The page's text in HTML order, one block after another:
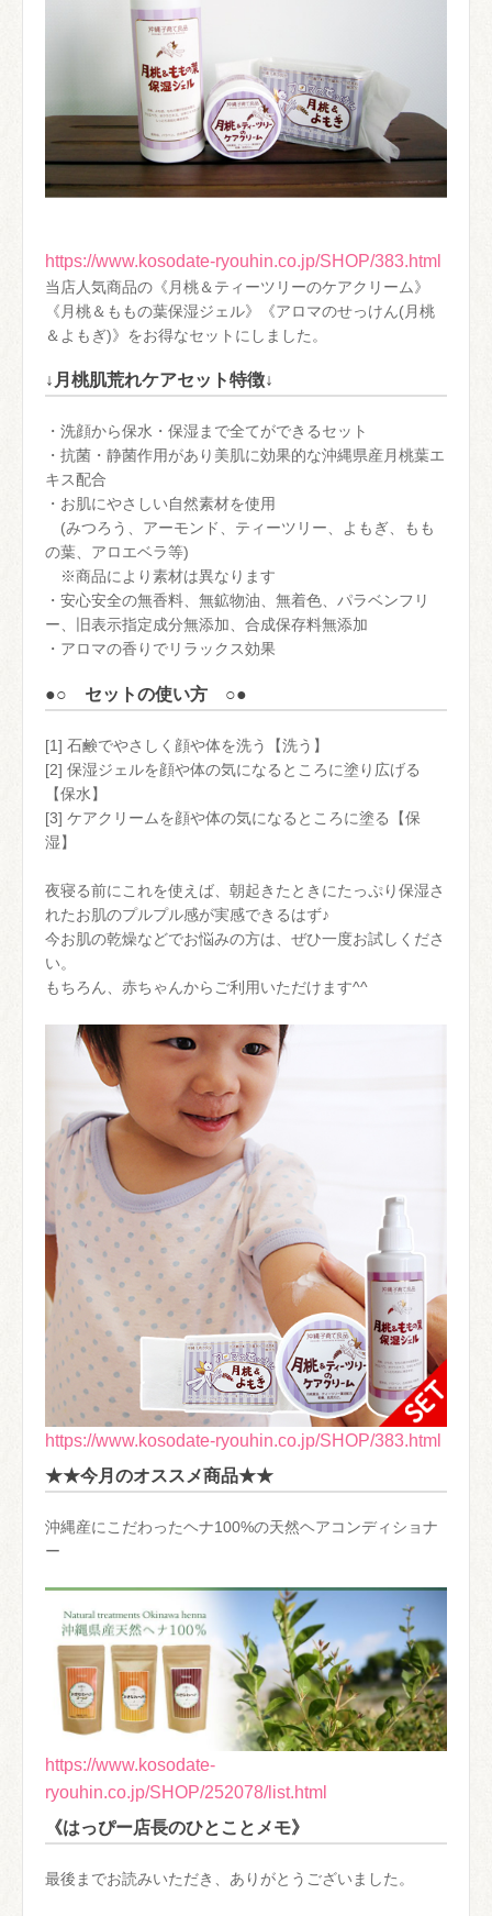
https://www.kosodate-ryouhin.co.jp/SHOP/383.html
当店人気商品の《月桃＆ティーツリーのケアクリーム》
《月桃＆ももの葉保湿ジェル》《アロマのせっけん(月桃
＆よもぎ)》をお得なセットにしました。
↓月桃肌荒れケアセット特徴↓
・洗顔から保水・保湿まで全てができるセット
・抗菌・静菌作用があり美肌に効果的な沖縄県産月桃葉エ
キス配合
・お肌にやさしい自然素材を使用
(みつろう、アーモンド、ティーツリー、よもぎ、もも
の葉、アロエベラ等)
※商品により素材は異なります
・安心安全の無香料、無鉱物油、無着色、パラベンフリ
ー、旧表示指定成分無添加、合成保存料無添加
・アロマの香りでリラックス効果
●○ セットの使い方 ○●
[1] 石鹸でやさしく顔や体を洗う【洗う】
[2] 保湿ジェルを顔や体の気になるところに塗り広げる
【保水】
[3] ケアクリームを顔や体の気になるところに塗る【保
湿】
夜寝る前にこれを使えば、朝起きたときにたっぷり保湿さ
れたお肌のプルプル感が実感できるはず♪
今お肌の乾燥などでお悩みの方は、ぜひ一度お試しくださ
い。
もちろん、赤ちゃんからご利用いただけます^^
https://www.kosodate-ryouhin.co.jp/SHOP/383.html
★★今月のオススメ商品★★
沖縄産にこだわったヘナ100%の天然ヘアコンディショナ
ー
https://www.kosodate-
ryouhin.co.jp/SHOP/252078/list.html
《はっぴー店長のひとことメモ》
最後までお読みいただき、ありがとうございました。